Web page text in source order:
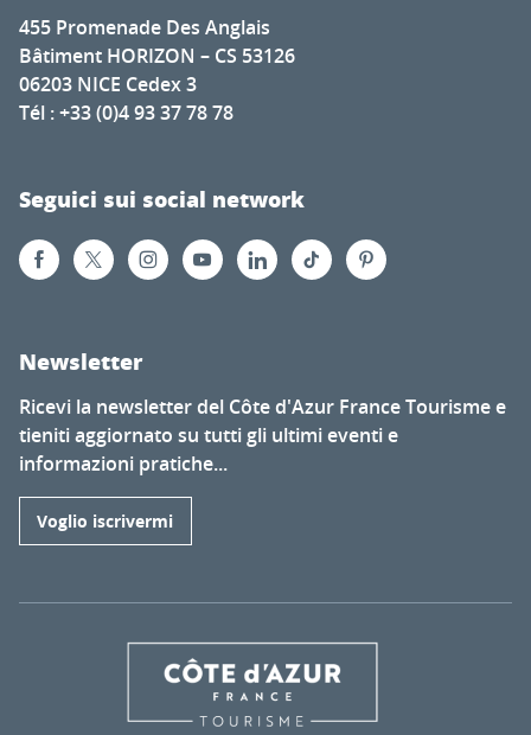
455 Promenade Des Anglais
Bâtiment HORIZON – CS 53126
06203 NICE Cedex 3
Tél : +33 (0)4 93 37 78 78
Seguici sui social network
Newsletter
Ricevi la newsletter del Côte d'Azur France Tourisme e
tieniti aggiornato su tutti gli ultimi eventi e
informazioni pratiche...
Voglio iscrivermi